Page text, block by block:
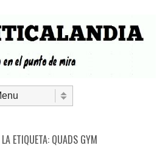
ETIQUETA: QUADS GYM